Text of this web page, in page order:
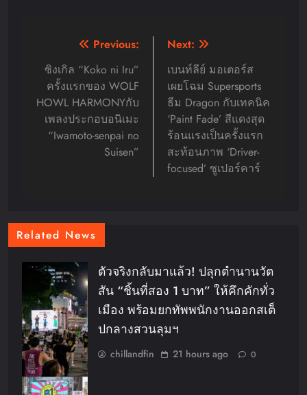
navigation
Previous:
ซิงเกิล “Koko ni Iru”
ครั้งแรกของ WOLF
HOWL HARMONYกับ
เพลงประกอบอนิเมะ
“Iwamoto-senpai no
Suisen”
Next:
เบนท์ลีย์ มอเตอร์ส
เผยโฉม Supersports
ธีม Dragon กับเทคนิค
‘Paint Fade’ สีแดงสุด
ร้อนแรงเป็นครั้งแรก
สะท้อนภาพ ‘Driver-
focused’ ซูเปอร์คาร์
Related News
ตัวจริงกลับมาแล้ว! ปลุกตำนานวัต
สัน “ชิ้นที่สอง 1 บาท” ให้คึกคักทั่ว
เมือง พร้อมยกทัพพนักงานออกสเต็
ปกลางสวนลุมฯ
chillandfin 21 hours ago 0